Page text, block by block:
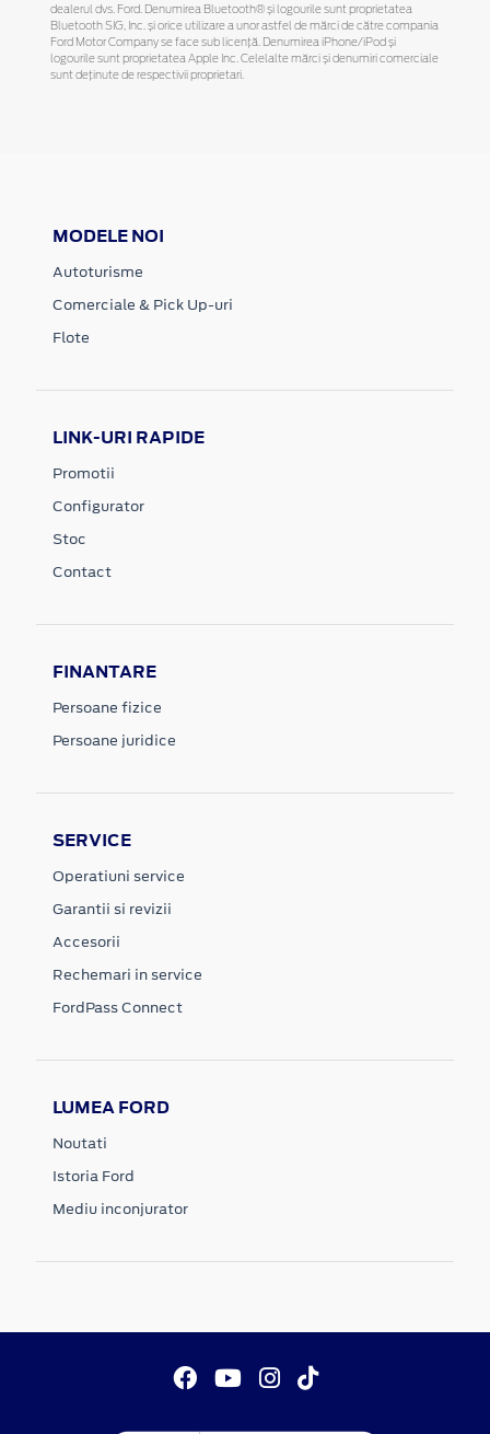
dealerul dvs. Ford. Denumirea Bluetooth® și logourile sunt proprietatea
Bluetooth SIG, Inc. și orice utilizare a unor astfel de mărci de către compania
Ford Motor Company se face sub licență. Denumirea iPhone/iPod și
logourile sunt proprietatea Apple Inc. Celelalte mărci și denumiri comerciale
sunt deținute de respectivii proprietari.
MODELE NOI
Autoturisme
Comerciale & Pick Up-uri
Flote
LINK-URI RAPIDE
Promotii
Configurator
Stoc
Contact
FINANTARE
Persoane fizice
Persoane juridice
SERVICE
Operatiuni service
Garantii si revizii
Accesorii
Rechemari in service
FordPass Connect
LUMEA FORD
Noutati
Istoria Ford
Mediu inconjurator